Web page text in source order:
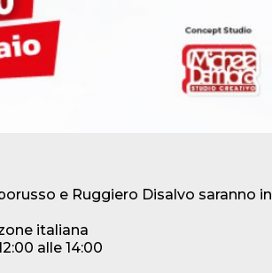
e Ruggiero Disalvo saranno in
italiana
alle 14:00